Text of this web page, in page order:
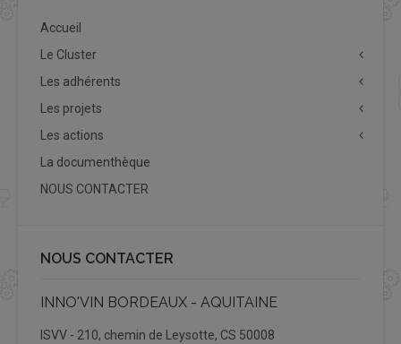
Accueil
Le Cluster
Les adhérents
Les projets
Les actions
La documenthèque
NOUS CONTACTER
NOUS CONTACTER
INNO'VIN BORDEAUX - AQUITAINE
ISVV - 210, chemin de Leysotte, CS 50008